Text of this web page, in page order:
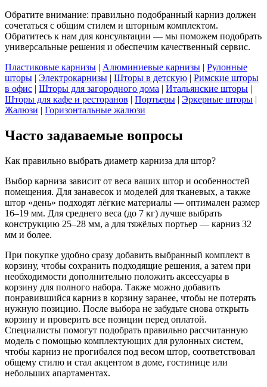
Обратите внимание: правильно подобранный карниз должен
сочетаться с общим стилем и шторным комплектом.
Обратитесь к нам для консультации — мы поможем подобрать
универсальные решения и обеспечим качественный сервис.
Пластиковые карнизы | Алюминиевые карнизы | Рулонные
шторы | Электрокарнизы | Шторы в детскую | Римские шторы
в офис | Шторы для загородного дома | Итальянские шторы |
Шторы для кафе и ресторанов | Портьеры | Эркерные шторы |
Жалюзи | Горизонтальные жалюзи
Часто задаваемые вопросы
Как правильно выбрать диаметр карниза для штор?
Выбор карниза зависит от веса ваших штор и особенностей
помещения. Для занавесок и моделей для тканевых, а также
штор «день» подходят лёгкие материалы — оптимален размер
16–19 мм. Для среднего веса (до 7 кг) лучше выбрать
конструкцию 25–28 мм, а для тяжёлых портьер — карниз 32
мм и более.
При покупке удобно сразу добавить выбранный комплект в
корзину, чтобы сохранить подходящие решения, а затем при
необходимости дополнительно положить аксессуары в
корзину для полного набора. Также можно добавить
понравившийся карниз в корзину заранее, чтобы не потерять
нужную позицию. После выбора не забудьте снова открыть
корзину и проверить все позиции перед оплатой.
Специалисты помогут подобрать правильно рассчитанную
модель с помощью комплектующих для рулонных систем,
чтобы карниз не прогибался под весом штор, соответствовал
общему стилю и стал акцентом в доме, гостинице или
небольших апартаментах.